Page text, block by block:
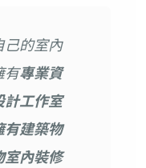
己的室內
有專業資
計工作室
有建築物
室內裝修